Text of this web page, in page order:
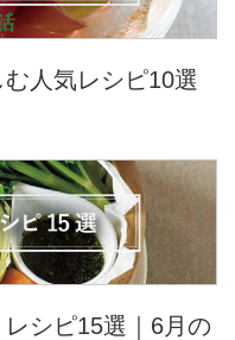
人気レシピ10選
シピ15選｜6月の